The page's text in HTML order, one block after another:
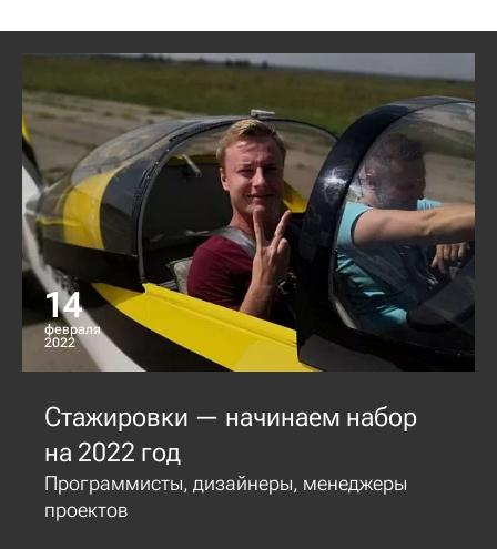
14
февраля
2022
Стажировки — начинаем набор
на 2022 год
Программисты, дизайнеры, менеджеры
проектов